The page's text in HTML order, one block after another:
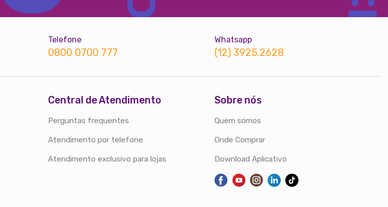
Telefone
0800 0700 777
Whatsapp
(12) 3925.2628
Central de Atendimento
Perguntas frequentes
Atendimento por telefone
Atendimento exclusivo para lojas
Sobre nós
Quem somos
Onde Comprar
Download Aplicativo